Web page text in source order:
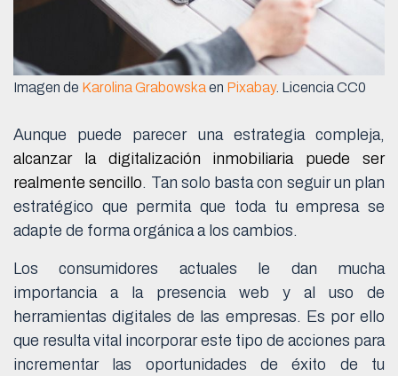
Imagen de Karolina Grabowska en Pixabay. Licencia CC0
Aunque puede parecer una estrategia compleja,
alcanzar la digitalización inmobiliaria puede ser
realmente sencillo. Tan solo basta con seguir un plan
estratégico que permita que toda tu empresa se
adapte de forma orgánica a los cambios.
Los consumidores actuales le dan mucha
importancia a la presencia web y al uso de
herramientas digitales de las empresas. Es por ello
que resulta vital incorporar este tipo de acciones para
incrementar las oportunidades de éxito de tu